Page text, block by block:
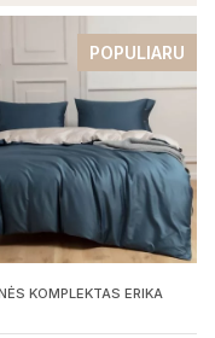
POPULIARU
KOMPLEKTAS ERIKA